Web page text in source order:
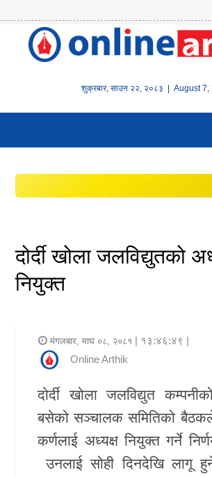
शुक्रबार, साउन २२, २०८३ | August 7,
होम
वित्त
इन्स्योरेन्स
पूँजीबजार
अटो
राजनीति
भिडियो
दोर्दी खोला जलविद्युतको
नियुक्त
मंगलबार, माघ ०८, २०८१ | १३:४६:४९ |
Online Arthik
दोर्दी खोला जलविद्युत
बसेको सञ्चालक समितिको
कर्णलाई अध्यक्ष नियुक्त गर्ने
उनलाई सोही दिनदेखि लागू